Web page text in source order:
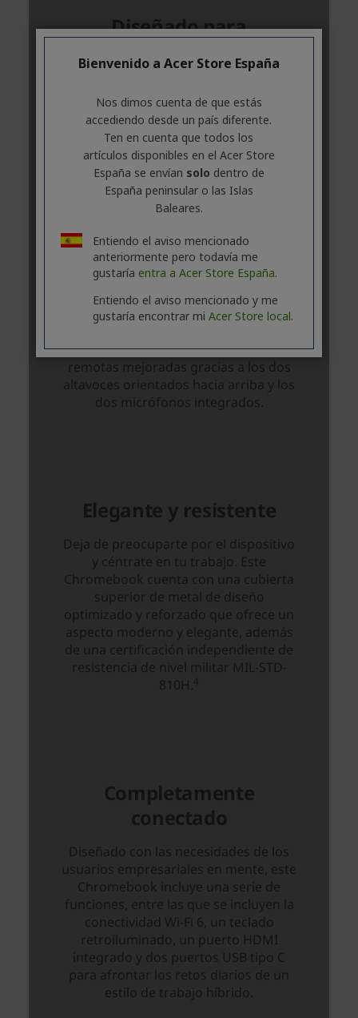
Bienvenido a Acer Store España
Nos dimos cuenta de que estás
accediendo desde un país diferente.
Ten en cuenta que todos los
artículos disponibles en el Acer Store
España se envían solo dentro de
España peninsular o las Islas
Baleares.
Entiendo el aviso mencionado
anteriormente pero todavía me
gustaría entra a Acer Store España.
Entiendo el aviso mencionado y me
gustaría encontrar mi Acer Store local.